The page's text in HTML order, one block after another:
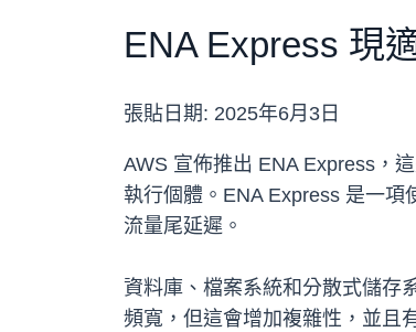
ENA Express 現
張貼日期: 2025年6月3日
AWS 宣佈推出 ENA Express，
執行個體。ENA Express 是一項
流量尾延遲。
資料庫、檔案系統和分散式儲存
頻寬，但這會增加複雜性，並且